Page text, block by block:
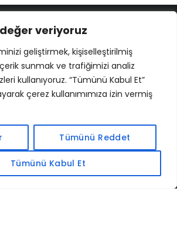
veriyoruz
geliştirmek, kişiselleştirilmiş
sunmak ve trafiğimizi analiz
kullanıyoruz. “Tümünü Kabul Et”
çerez kullanımımıza izin vermiş
Tümünü Reddet
Tümünü Kabul Et
CADSOFTUSA MAXIMUMPCGUIDES